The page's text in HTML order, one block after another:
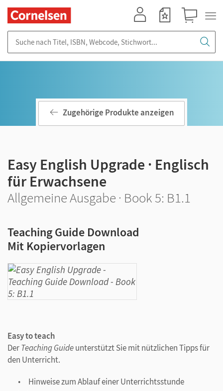
Zugehörige Produkte anzeigen
Easy English Upgrade · Englisch
für Erwachsene
Allgemeine Ausgabe · Book 5: B1.1
Teaching Guide Download
Mit Kopiervorlagen
Easy to teach
DerTeaching Guideunterstützt Sie mit nützlichen Tipps für
den Unterricht.
Hinweise zum Ablauf einer Unterrichtsstunde